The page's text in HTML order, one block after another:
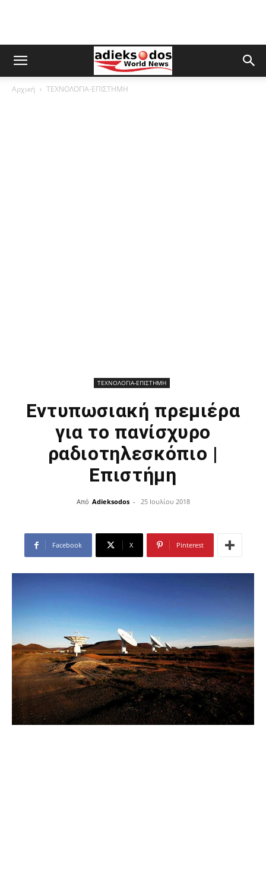
Αρχική ΤΕΧΝΟΛΟΓΙΑ-ΕΠΙΣΤΗΜΗ
ΤΕΧΝΟΛΟΓΙΑ-ΕΠΙΣΤΗΜΗ
Εντυπωσιακή πρεμιέρα
για το πανίσχυρο
ραδιοτηλεσκόπιο |
Επιστήμη
Από Adieksodos - 25 Ιουλίου 2018
Facebook X Pinterest